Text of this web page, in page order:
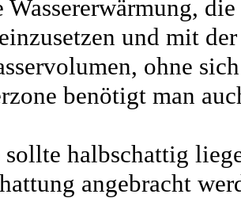
Wassererwärmung,
und mit
ohne
benötigt man
sollte halbschattig
angebracht